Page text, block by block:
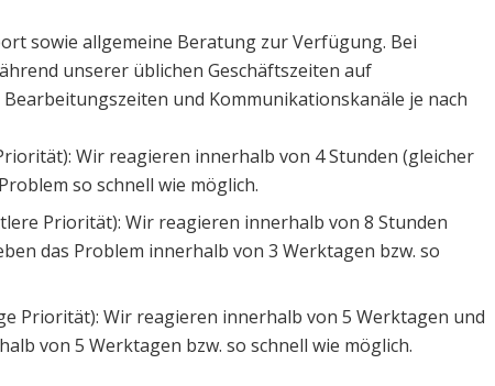
sowie allgemeine Beratung zur Verfügung. Bei
unserer üblichen Geschäftszeiten auf
und Kommunikationskanäle je nach
Wir reagieren innerhalb von 4 Stunden (gleicher
so schnell wie möglich.
Priorität): Wir reagieren innerhalb von 8 Stunden
das Problem innerhalb von 3 Werktagen bzw. so
Priorität): Wir reagieren innerhalb von 5 Werktagen und
von 5 Werktagen bzw. so schnell wie möglich.